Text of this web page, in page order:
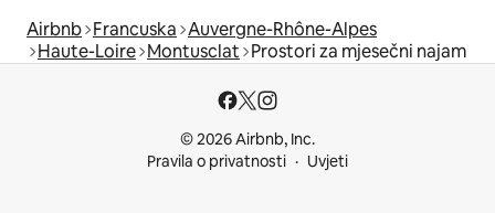
Airbnb Francuska Auvergne-Rhône-Alpes
Haute-Loire Montusclat Prostori za mjesečni najam
© 2026 Airbnb, Inc.
Pravila o privatnosti
Uvjeti